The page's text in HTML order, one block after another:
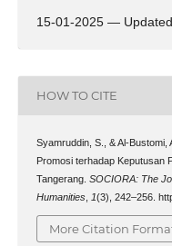
15-01-2025 —
HOW TO CITE
Syamruddin, S., & Al-
Promosi terhadap Keputusan
Tangerang. SOCIORA: The
Humanities, 1(3), 242–256.
More Citation